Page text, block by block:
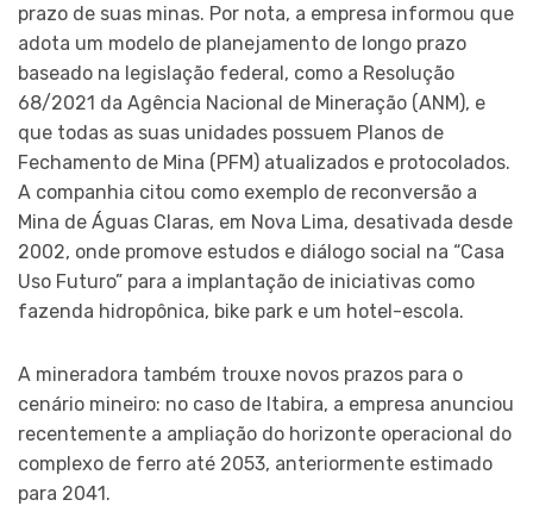
prazo de suas minas. Por nota, a empresa informou que
adota um modelo de planejamento de longo prazo
baseado na legislação federal, como a Resolução
68/2021 da Agência Nacional de Mineração (ANM), e
que todas as suas unidades possuem Planos de
Fechamento de Mina (PFM) atualizados e protocolados.
A companhia citou como exemplo de reconversão a
Mina de Águas Claras, em Nova Lima, desativada desde
2002, onde promove estudos e diálogo social na “Casa
Uso Futuro” para a implantação de iniciativas como
fazenda hidropônica, bike park e um hotel-escola.
A mineradora também trouxe novos prazos para o
cenário mineiro: no caso de Itabira, a empresa anunciou
recentemente a ampliação do horizonte operacional do
complexo de ferro até 2053, anteriormente estimado
para 2041.